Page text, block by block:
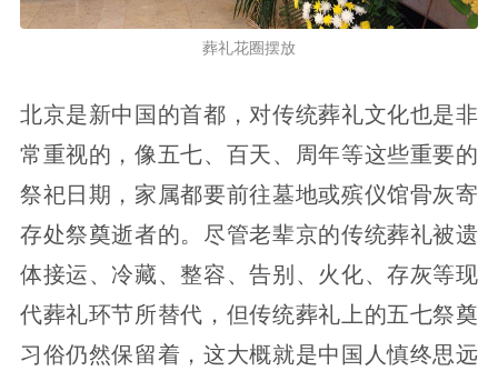
葬礼花圈摆放
北京是新中国的首都，对传统葬礼文化也是非
常重视的，像五七、百天、周年等这些重要的
祭祀日期，家属都要前往墓地或殡仪馆骨灰寄
存处祭奠逝者的。尽管老辈京的传统葬礼被遗
体接运、冷藏、整容、告别、火化、存灰等现
代葬礼环节所替代，但传统葬礼上的五七祭奠
习俗仍然保留着，这大概就是中国人慎终思远